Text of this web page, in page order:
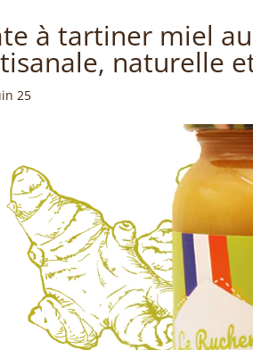
à tartiner miel
naturelle
25